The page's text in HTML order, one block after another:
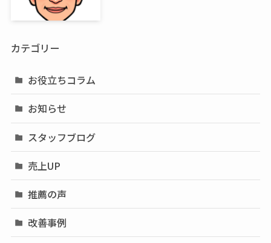
カテゴリー
お役立ちコラム
お知らせ
スタッフブログ
売上UP
推薦の声
改善事例